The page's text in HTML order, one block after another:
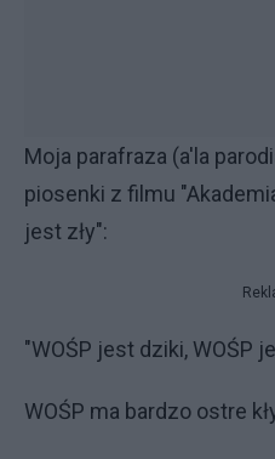
Moja parafraza (a'la
piosenki z filmu
jest zły":
"WOŚP jest dziki, WOŚP
WOŚP ma bardzo ostre